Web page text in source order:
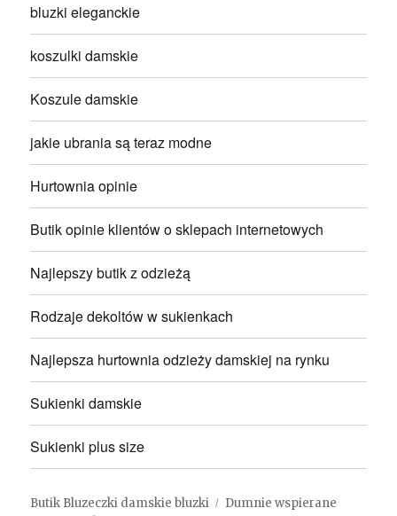
bluzki eleganckie
koszulki damskie
Koszule damskie
jakie ubrania są teraz modne
Hurtownia opinie
Butik opinie klientów o sklepach internetowych
Najlepszy butik z odzieżą
Rodzaje dekoltów w sukienkach
Najlepsza hurtownia odzieży damskiej na rynku
Sukienki damskie
Sukienki plus size
Butik Bluzeczki damskie bluzki
Dumnie wspierane